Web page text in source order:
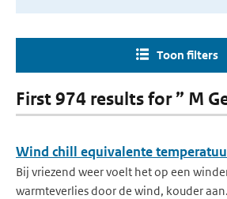
Toon filters
First 974 results for ” M
Wind chill equivalente
Bij vriezend weer voelt het op een
warmteverlies door de wind, kouder